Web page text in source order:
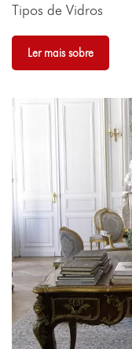
Tipos de Vidros
Ler mais sobre